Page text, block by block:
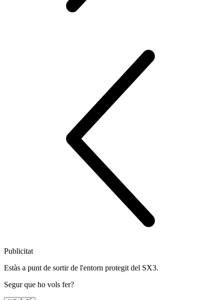
Publicitat
Estàs a punt de sortir de l'entorn protegit del SX3.
Segur que ho vols fer?